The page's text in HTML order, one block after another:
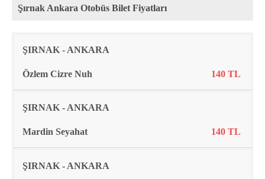
Şırnak Ankara Otobüs Bilet Fiyatları
Rota Firma Fiyat
ŞIRNAK - ANKARA
Özlem Cizre Nuh 140 TL
ŞIRNAK - ANKARA
Mardin Seyahat 140 TL
ŞIRNAK - ANKARA